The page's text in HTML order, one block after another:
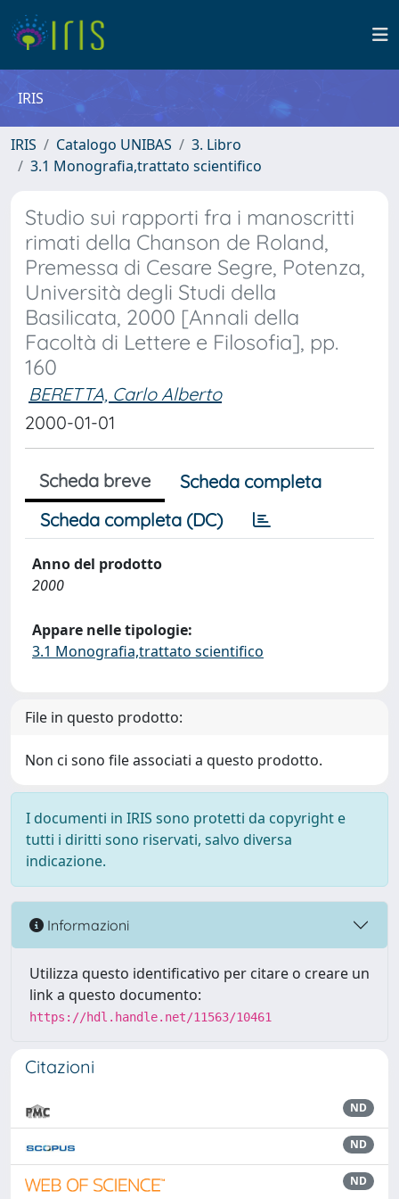
IRIS
IRIS Catalogo UNIBAS
3. Libro
3.1 Monografia,trattato scientifico
Studio sui rapporti fra i manoscritti
rimati della Chanson de Roland,
Premessa di Cesare Segre, Potenza,
Università degli Studi della
Basilicata, 2000 [Annali della
Facoltà di Lettere e Filosofia], pp.
160
BERETTA, Carlo Alberto
2000-01-01
Scheda breve
Scheda completa
Scheda completa (DC)
Anno del prodotto
2000
Appare nelle tipologie:
3.1 Monografia,trattato scientifico
File in questo prodotto:
Non ci sono file associati a questo prodotto.
I documenti in IRIS sono protetti da copyright e
tutti i diritti sono riservati, salvo diversa
indicazione.
Informazioni
Utilizza questo identificativo per citare o creare un
link a questo documento:
https://hdl.handle.net/11563/10461
Citazioni
ND
ND
ND